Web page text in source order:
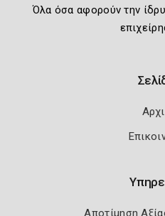
Όλα όσα αφορούν την
Αποτίμηση